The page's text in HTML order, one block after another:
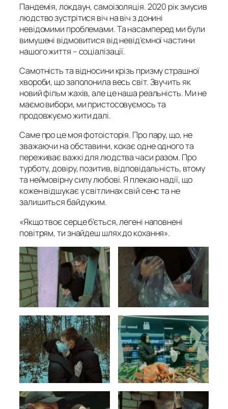
Пандемія, локдаун, самоізоляція. 2020 рік змусив
людство зустрітися віч на віч з донині
невідомими проблемами. Та насамперед ми були
вимушені відмовитися від невід’ємної частини
нашого життя – соціалізації.
Самотність та відносини крізь призму страшної
хвороби, що заполонила весь світ. Звучить як
новий фільм жахів, але це наша реальність. Ми не
маємо вибори, ми пристосовуємось та
продовжуємо жити далі.
Саме про це моя фотоісторія. Про пару, що, не
зважаючи на обставини, кохає одне одного та
переживає важкі для людства часи разом. Про
турботу, довіру, позитив, відповідальність, втому
та неймовірну силу любові. Я плекаю надії, що
кожен відшукає у світлинах свій сенс та не
залишиться байдужим.
«Якщо твоє серце б’ється, легені наповнені
повітрям, ти знайдеш шлях до кохання».